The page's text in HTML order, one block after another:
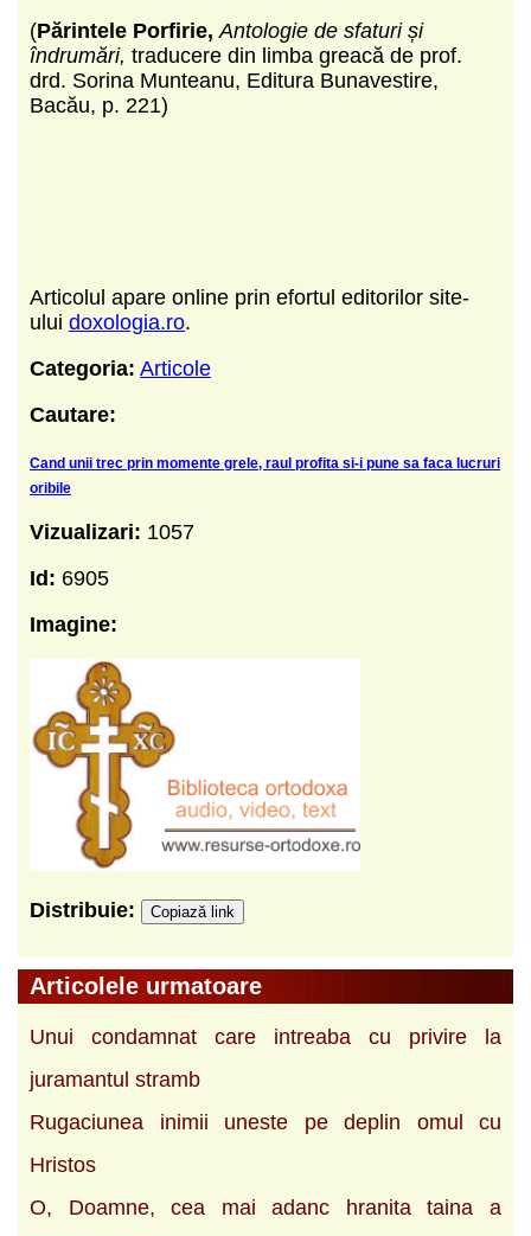
(Părintele Porfirie, Antologie de sfaturi și
îndrumări, traducere din limba greacă de prof.
drd. Sorina Munteanu, Editura Bunavestire,
Bacău, p. 221)
Articolul apare online prin efortul editorilor site-
ului doxologia.ro.
Categoria: Articole
Cautare:
Cand unii trec prin momente grele, raul profita si-i pune sa faca lucruri
oribile
Vizualizari: 1057
Id: 6905
Imagine:
Distribuie: Copiază link
Articolele urmatoare
Unui condamnat care intreaba cu privire la
juramantul stramb
Rugaciunea inimii uneste pe deplin omul cu
Hristos
O, Doamne, cea mai adanc hranita taina a